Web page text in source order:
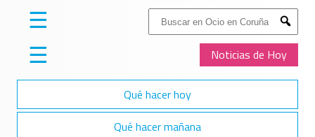
Buscar:
Submit
Noticias de Hoy
☰
☰
Qué hacer hoy
Qué hacer mañana